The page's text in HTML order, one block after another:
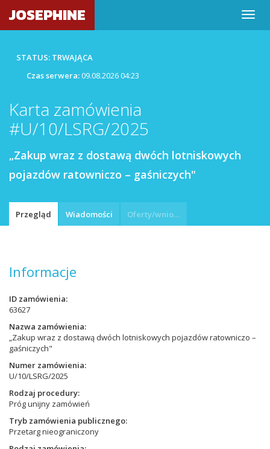
JOSEPHINE
STATUS: TRWAJĄCA
Czas serwera:09.08.2026 04:23
Karta zamówienia
#U/10/LSRG/2025
„Zakup wraz z dostawą dwóch lotniskowych
pojazdów ratowniczo – gaśniczych"
Przegląd Wiadomości Oferty/wnioski
Informacje
ID zamówienia
63627
Nazwa zamówienia
„Zakup wraz z dostawą dwóch lotniskowych pojazdów ratowniczo –
gaśniczych"
Numer zamówienia
U/10/LSRG/2025
Rodzaj procedury
Próg unijny zamówień
Tryb zamówienia publicznego
Przetarg nieograniczony